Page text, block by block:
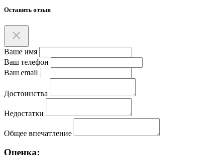
Оставить отзыв
Ваше имя
Ваш телефон
Ваш email
Достоинства
Недостатки
Общее впечатление
Оценка: